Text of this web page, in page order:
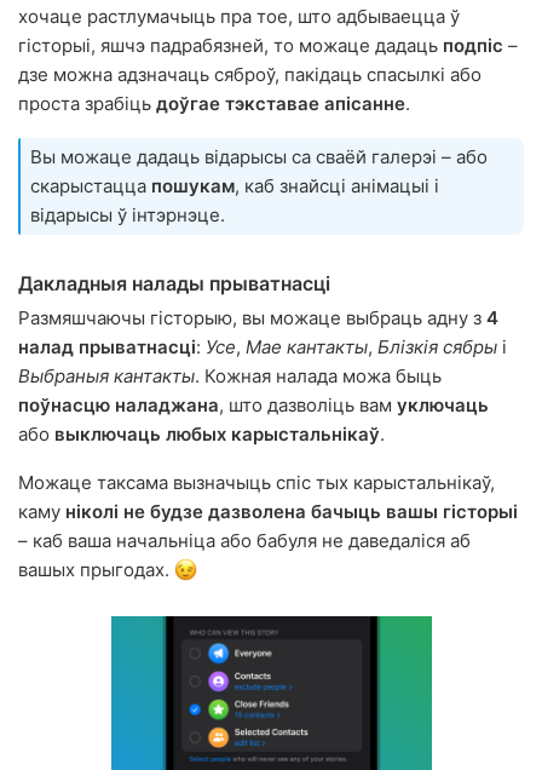
хочаце растлумачыць пра тое, што адбываецца ў
гісторыі, яшчэ падрабязней, то можаце дадаць подпіс –
дзе можна адзначаць сяброў, пакідаць спасылкі або
проста зрабіць доўгае тэкставае апісанне.
Вы можаце дадаць відарысы са сваёй галерэі – або
скарыстацца пошукам, каб знайсці анімацыі і
відарысы ў інтэрнэце.
Дакладныя налады прыватнасці
Размяшчаючы гісторыю, вы можаце выбраць адну з 4
налад прыватнасці: Усе, Мае кантакты, Блізкія сябры і
Выбраныя кантакты. Кожная налада можа быць
поўнасцю наладжана, што дазволіць вам уключаць
або выключаць любых карыстальнікаў.
Можаце таксама вызначыць спіс тых карыстальнікаў,
каму ніколі не будзе дазволена бачыць вашы гісторыі
– каб ваша начальніца або бабуля не даведаліся аб
вашых прыгодах.